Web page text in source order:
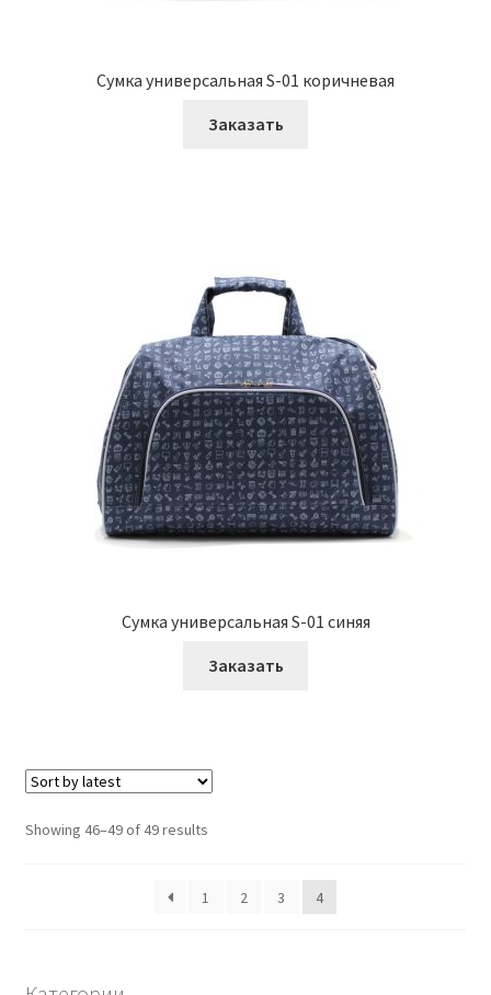
Сумка универсальная S-01 коричневая
Заказать
Сумка универсальная S-01 синяя
Заказать
Showing 46–49 of 49 results
1 2 3 4